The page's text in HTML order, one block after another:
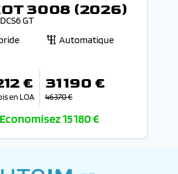
3008 (2026)
GT
Automatique
€
en LOA
31 190 €
46 370 €
Economisez15 180 €